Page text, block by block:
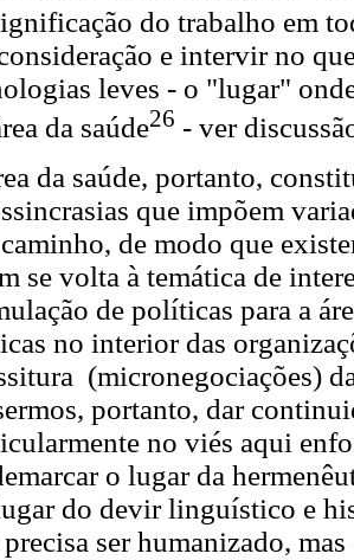
do trabalho em
e intervir no
leves - o "lugar"
da saúde26 - ver
da saúde, portanto,
que impõem
de modo que
se volta à temática de
de políticas para a
no interior das
(micronegociações)
portanto, dar
no viés aqui
o lugar da
do devir linguístico e
ser humanizado,